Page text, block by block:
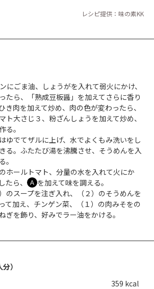
レシピ提供：味の素KK
にごま油、しょうがを入れて弱火にかけ、
たら、「熟成豆板醤」を加えてさらに香り
き肉を加えて炒め、肉の色が変わったら、
ト大さじ３、粉ざんしょうを加えて炒め、
る。
ゆでてザルに上げ、水でよくもみ洗いをし
る。ふたたび湯を沸騰させ、そうめんを入
。
ホールトマト、分量の水を入れて火にか
たら、
Ａ を加えて味を調える。
のスープを注ぎ入れ、（２）のそうめんを
て加え、チンゲン菜、（１）の肉みそをの
ぎを飾り、好みでラー油をかける。
）
359 kcal